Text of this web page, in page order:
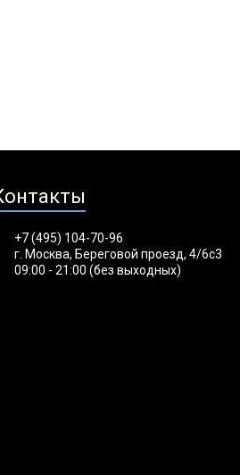
+7 (495) 104-70-96
г. Москва, Береговой проезд, 4/6с3
09:00 - 21:00 (без выходных)